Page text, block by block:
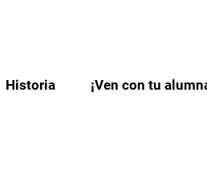
Historia ¡Ven con tu